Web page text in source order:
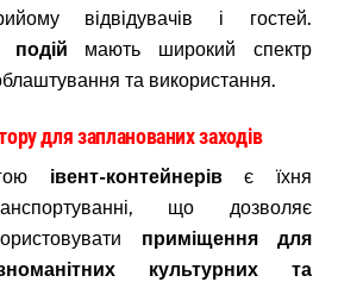
відвідувачів і гостей.
подій мають широкий спектр
та використання.
для запланованих заходів
івент-контейнерівє їхня
що дозволяє
приміщення для
культурних та